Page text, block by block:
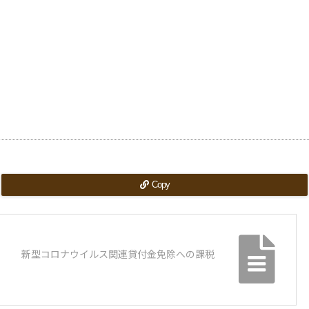
Copy
新型コロナウイルス関連貸付金免除への課税